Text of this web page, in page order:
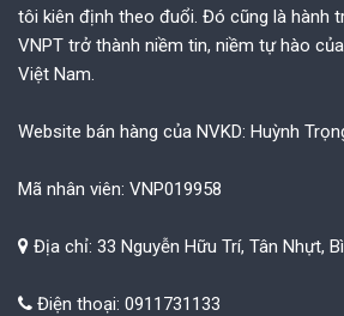
tôi kiên định theo đuổi. Đó cũng là hành
VNPT trở thành niềm tin, niềm tự hào
Việt Nam.
Website bán hàng của NVKD: Huỳnh
Mã nhân viên: VNP019958
Địa chỉ: 33 Nguyễn Hữu Trí, Tân Nhựt,
Điện thoại: 0911731133